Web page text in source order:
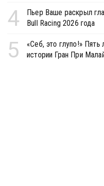
4
Пьер Ваше раскрыл
Bull Racing 2026 года
5
«Себ, это глупо!»
истории Гран При